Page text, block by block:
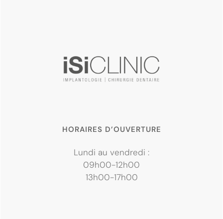
HORAIRES D’OUVERTURE
Lundi au vendredi :
09h00-12h00
13h00-17h00